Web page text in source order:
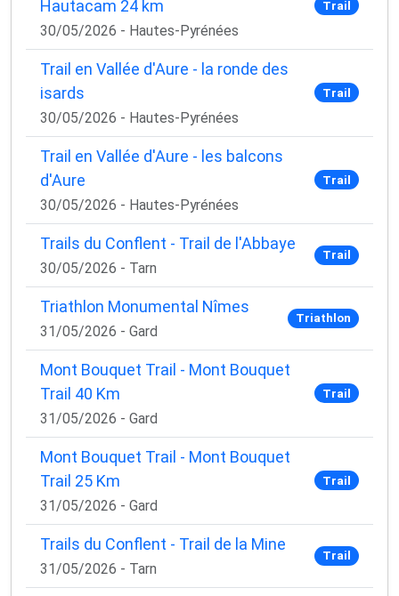
Hautacam 24 km
30/05/2026 - Hautes-Pyrénées
Trail
Trail en Vallée d'Aure - la ronde des
isards
30/05/2026 - Hautes-Pyrénées
Trail
Trail en Vallée d'Aure - les balcons
d'Aure
30/05/2026 - Hautes-Pyrénées
Trail
Trails du Conflent - Trail de l'Abbaye
30/05/2026 - Tarn
Trail
Triathlon Monumental Nîmes
31/05/2026 - Gard
Triathlon
Mont Bouquet Trail - Mont Bouquet
Trail 40 Km
31/05/2026 - Gard
Trail
Mont Bouquet Trail - Mont Bouquet
Trail 25 Km
31/05/2026 - Gard
Trail
Trails du Conflent - Trail de la Mine
31/05/2026 - Tarn
Trail